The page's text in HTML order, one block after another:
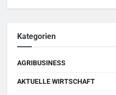
Kategorien
AGRIBUSINESS
AKTUELLE WIRTSCHAFT